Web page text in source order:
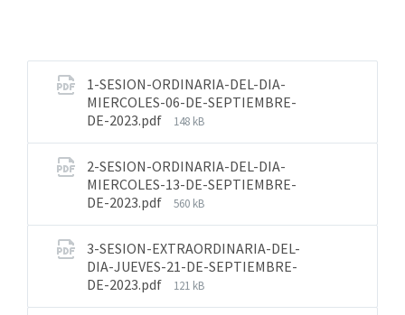
1-SESION-ORDINARIA-DEL-DIA-
MIERCOLES-06-DE-SEPTIEMBRE-
DE-2023.pdf
148 kB
2-SESION-ORDINARIA-DEL-DIA-
MIERCOLES-13-DE-SEPTIEMBRE-
DE-2023.pdf
560 kB
3-SESION-EXTRAORDINARIA-DEL-
DIA-JUEVES-21-DE-SEPTIEMBRE-
DE-2023.pdf
121 kB